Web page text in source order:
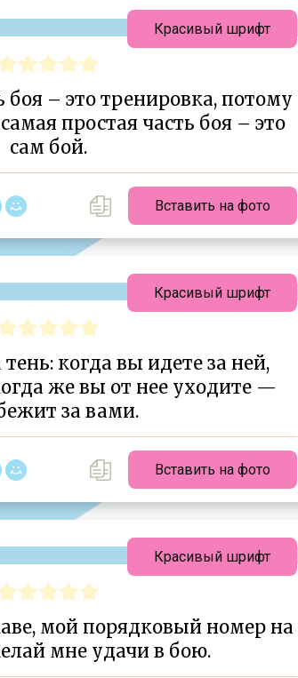
боя – это тренировка, потому
простая часть боя – это
сам бой.
Вставить на фото
Красивый шрифт
когда вы идете за ней,
же вы от нее уходите —
за вами.
Вставить на фото
Красивый шрифт
мой порядковый номер на
мне удачи в бою.
Красивый шрифт